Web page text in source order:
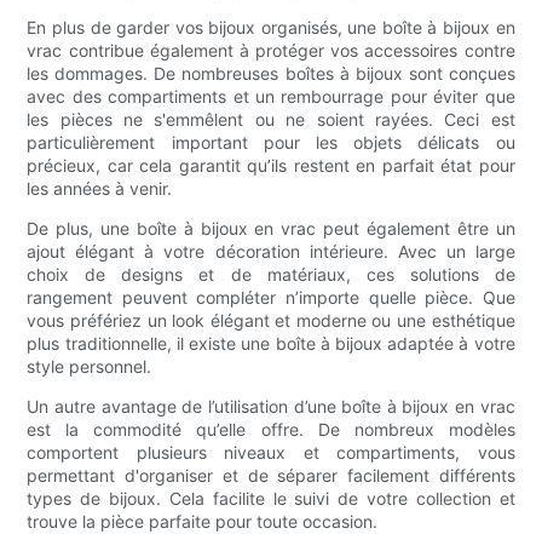
En plus de garder vos bijoux organisés, une boîte à bijoux en
vrac contribue également à protéger vos accessoires contre
les dommages. De nombreuses boîtes à bijoux sont conçues
avec des compartiments et un rembourrage pour éviter que
les pièces ne s'emmêlent ou ne soient rayées. Ceci est
particulièrement important pour les objets délicats ou
précieux, car cela garantit qu’ils restent en parfait état pour
les années à venir.
De plus, une boîte à bijoux en vrac peut également être un
ajout élégant à votre décoration intérieure. Avec un large
choix de designs et de matériaux, ces solutions de
rangement peuvent compléter n’importe quelle pièce. Que
vous préfériez un look élégant et moderne ou une esthétique
plus traditionnelle, il existe une boîte à bijoux adaptée à votre
style personnel.
Un autre avantage de l’utilisation d’une boîte à bijoux en vrac
est la commodité qu’elle offre. De nombreux modèles
comportent plusieurs niveaux et compartiments, vous
permettant d'organiser et de séparer facilement différents
types de bijoux. Cela facilite le suivi de votre collection et
trouve la pièce parfaite pour toute occasion.